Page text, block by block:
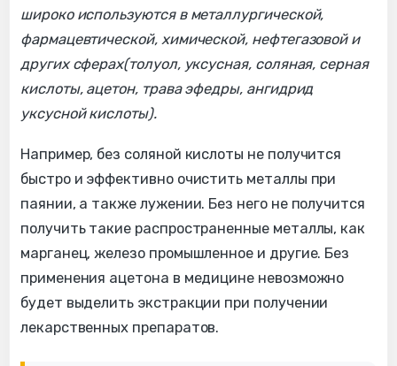
широко используются в металлургической,
фармацевтической, химической, нефтегазовой и
других сферах(толуол, уксусная, соляная, серная
кислоты, ацетон, трава эфедры, ангидрид
уксусной кислоты).
Например, без соляной кислоты не получится
быстро и эффективно очистить металлы при
паянии, а также лужении. Без него не получится
получить такие распространенные металлы, как
марганец, железо промышленное и другие. Без
применения ацетона в медицине невозможно
будет выделить экстракции при получении
лекарственных препаратов.